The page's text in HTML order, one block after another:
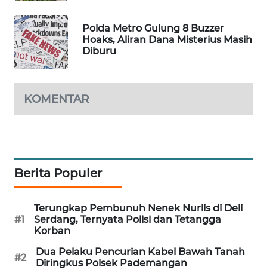
Polda Metro Gulung 8 Buzzer
Hoaks, Aliran Dana Misterius Masih
Diburu
KOMENTAR
Berita Populer
#1
Terungkap Pembunuh Nenek Nurlis di Deli
Serdang, Ternyata Polisi dan Tetangga
Korban
#2
Dua Pelaku Pencurian Kabel Bawah Tanah
Diringkus Polsek Pademangan
WISATA
LAPAK
WAHANA
Wahana
Network
MASYARAKAT
WALINKI
ID
MAWAKA